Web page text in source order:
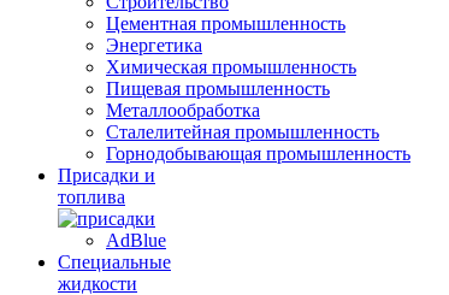
Цементная промышленность
Энергетика
Химическая промышленность
Пищевая промышленность
Металлообработка
Сталелитейная промышленность
Горнодобывающая промышленность
Присадки и
топлива
AdBlue
Специальные
жидкости